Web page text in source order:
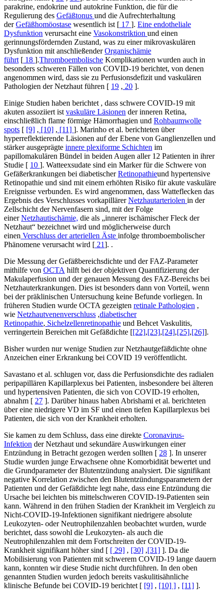
parakrine, endokrine und autokrine Funktion, die für die
Regulierung des Gefäßtonus und die Aufrechterhaltung
derGefäßhomöostase wesentlich ist [ 17 ]. Eine endotheliale
Dysfunktion verursacht eine Vasokonstriktion und einen
gerinnungsfördernden Zustand, was zu einer mikrovaskulären
Dysfunktion mit anschließenderOrganischämie
führt [ 18 ].Thromboembolische Komplikationen wurden auch in
besonders schweren Fällen von COVID-19 berichtet, von denen
angenommen wird, dass sie zu Perfusionsdefizit und vaskulären
Pathologien der Netzhaut führen [ 19 , 20 ].
Einige Studien haben berichtet , dass schwere COVID-19 mit
akuten assoziiert ist vaskuläre Läsionen der inneren Retina,
einschließlich flame förmige Hämorrhagien und Rohbaumwolle
spots [ [9] , [10] , [11] ]. Marinho et al. berichteten über
hyperreflektierende Läsionen auf der Ebene von Ganglienzellen und
stärker ausgeprägte innere plexiforme Schichten im
papillomakulären Bündel in beiden Augen aller 12 Patienten in ihrer
Studie [ 10 ]. Watteexsudate sind ein Marker für die Schwere von
Gefäßerkrankungen bei diabetischerRetinopathieund hypertensive
Retinopathie und sind mit einem erhöhten Risiko für akute vaskuläre
Ereignisse verbunden. Es wird angenommen, dass Watteflecken das
Ergebnis des Verschlusses vorkapillärerNetzhautarteriolen in der
Zellschicht der Nervenfasern sind, mit der Folge
einerNetzhautischämie, die als „innerer ischämischer Fleck der
Netzhaut“ bezeichnet wird und möglicherweise durch
einen Verschluss der arteriellen Äste infolge thromboembolischer
Phänomene verursacht wird [ 21]. .
Die Messung der Gefäßbereichsdichte und der FAZ-Parameter
mithilfe von OCTA hilft bei der objektiven Quantifizierung der
Makulaperfusion und der genauen Messung des FAZ-Bereichs bei
Netzhauterkrankungen. Dies ist besonders dann von Vorteil, wenn
bei der präklinischen Untersuchung keine Befunde vorliegen. In
früheren Studien wurde OCTA gezeigten retinale Pathologien ,
wie Netzhautvenenverschluss ,diabetischer
Retinopathie, Sichelzellenretinopathie und Behcet Vaskulitis,
verringertein Bereichen mit Gefäßdichte [[22],[23],[24],[25],[26]].
Bisher wurden nur wenige Studien zur Netzhautgefäßdichte ohne
Anzeichen einer Erkrankung bei COVID 19 veröffentlicht.
Savastano et al. schlugen vor, dass die Perfusionsdichte des radialen
peripapillären Kapillarplexus bei Patienten, insbesondere bei älteren
und hypertensiven Patienten, die sich von COVID-19 erholten,
abnahm [ 27 ]. Darüber hinaus haben Abrishami et al. berichteten
über eine niedrigere VD im SF und einen tiefen Kapillarplexus bei
Patienten, die sich von der Krankheit erholten.
Sie kamen zu dem Schluss, dass eine direkte Coronavirus-
Infektion der Netzhaut und sekundäre Auswirkungen einer
Entzündung in Betracht gezogen werden sollten [ 28 ]. In unserer
Studie wurden junge Erwachsene ohne Komorbidität bewertet und
die Grundparameter der Blutentzündung analysiert. Die signifikant
negative Korrelation zwischen den Blutentzündungsparametern der
Patienten und der Gefäßdichte legt nahe, dass eine Entzündung die
Ursache bei leichten bis mittelschweren COVID-19-Patienten sein
kann. Während in den frühen Stadien der Krankheit im Vergleich zu
Nicht-COVID-19-Infektionen signifikant niedrigere absolute
Leukozyten- oder Neutrophilenzahlen beobachtet wurden, wurde
berichtet, dass sowohl die Leukozyten- als auch die
Neutrophilenzahlen mit dem Fortschreiten der COVID-19-
Krankheit signifikant höher sind [ [ 29] , [30] ,[31] ]. Da die
Mobilisierung von Patienten mit schwerem COVID-19 lange dauern
kann, konnten wir diese Studie nicht durchführen. In den oben
genannten Studien wurden jedoch bereits vaskulitisähnliche
klinische Befunde bei COVID-19 berichtet [ [9] , [10] ] , [11] ].